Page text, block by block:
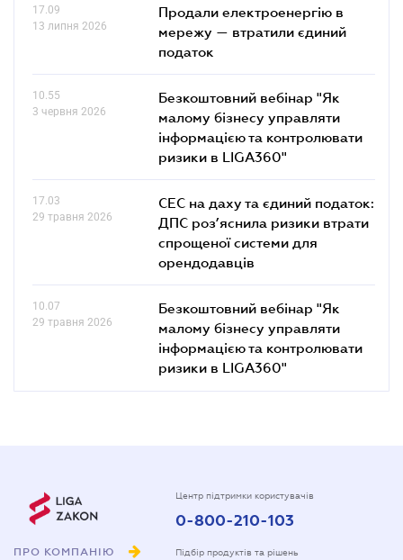
17.09
13 липня 2026
Продали електроенергію в
мережу — втратили єдиний
податок
10.55
3 червня 2026
Безкоштовний вебінар "Як
малому бізнесу управляти
інформацією та контролювати
ризики в LIGA360"
17.03
29 травня 2026
СЕС на даху та єдиний податок:
ДПС роз’яснила ризики втрати
спрощеної системи для
орендодавців
10.07
29 травня 2026
Безкоштовний вебінар "Як
малому бізнесу управляти
інформацією та контролювати
ризики в LIGA360"
ПРО КОМПАНІЮ
Центр підтримки користувачів
0-800-210-103
Підбір продуктів та рішень